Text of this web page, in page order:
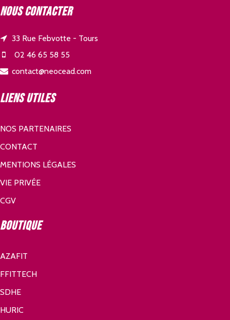
Nous contacter
33 Rue Febvotte - Tours
02 46 65 58 55
contact@neocead.com
Liens utiles
NOS PARTENAIRES
CONTACT
MENTIONS LÉGALES
VIE PRIVÉE
CGV
Boutique
AZAFIT
FFITTECH
SDHE
HURIC